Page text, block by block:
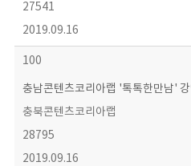
27541
2019.09.16
100
충남콘텐츠코리아랩 '톡톡한만남' 강
충북콘텐츠코리아랩
28795
2019.09.16